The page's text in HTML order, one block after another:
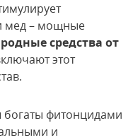
мед – мощные
средства от
этот
богаты фитонцидами
и